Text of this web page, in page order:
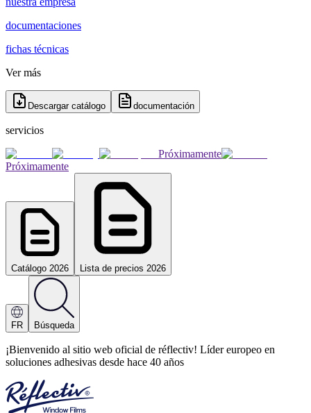
documentaciones
fichas técnicas
Ver más
Descargar catálogo documentación
servicios
Próximamente
Próximamente
Catálogo 2026 Lista de precios 2026
FR Búsqueda
¡Bienvenido al sitio web oficial de réflectiv! Líder europeo en
soluciones adhesivas desde hace 40 años